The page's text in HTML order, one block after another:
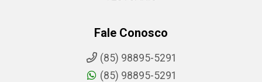
Fale Conosco
(85) 98895-5291
(85) 98895-5291